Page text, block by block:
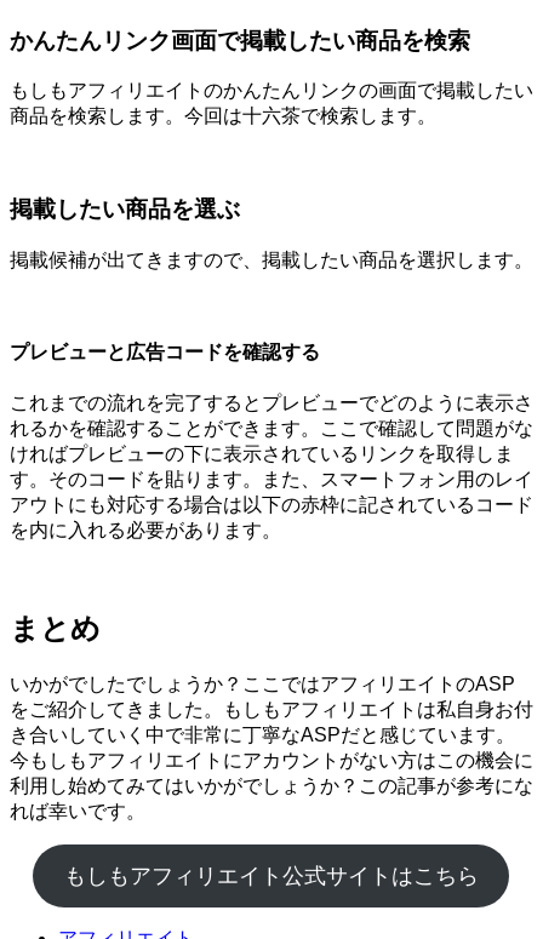
かんたんリンク画面で掲載したい商品を検索
もしもアフィリエイトのかんたんリンクの画面で掲載したい
商品を検索します。今回は十六茶で検索します。
掲載したい商品を選ぶ
掲載候補が出てきますので、掲載したい商品を選択します。
プレビューと広告コードを確認する
これまでの流れを完了するとプレビューでどのように表示さ
れるかを確認することができます。ここで確認して問題がな
ければプレビューの下に表示されているリンクを取得しま
す。そのコードを貼ります。また、スマートフォン用のレイ
アウトにも対応する場合は以下の赤枠に記されているコード
を内に入れる必要があります。
まとめ
いかがでしたでしょうか？ここではアフィリエイトのASP
をご紹介してきました。もしもアフィリエイトは私自身お付
き合いしていく中で非常に丁寧なASPだと感じています。
今もしもアフィリエイトにアカウントがない方はこの機会に
利用し始めてみてはいかがでしょうか？この記事が参考にな
れば幸いです。
もしもアフィリエイト公式サイトはこちら